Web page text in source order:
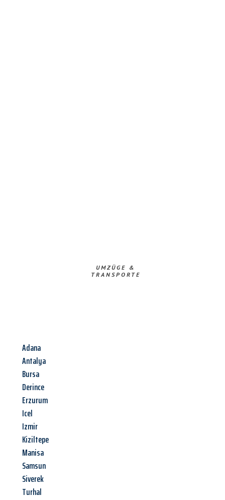
UMZÜGE &
TRANSPORTE
Adana
Antalya
Bursa
Derince
Erzurum
Icel
Izmir
Kiziltepe
Manisa
Samsun
Siverek
Turhal